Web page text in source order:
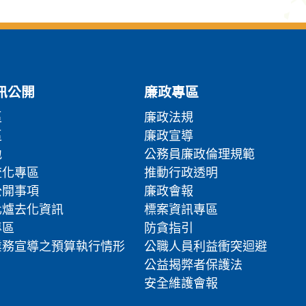
公開
專區
事項
去化資訊
宣導之預算執行情形
廉政專區
廉政法規
廉政宣導
公務員廉政倫理規範
推動行政透明
廉政會報
標案資訊專區
防貪指引
公職人員利益衝突迴避
公益揭弊者保護法
安全維護會報